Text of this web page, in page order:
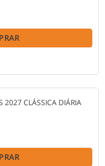
2027 CLÁSSICA DIÁRIA